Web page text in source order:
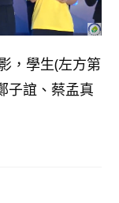
，學生(左方第
子誼、蔡孟真